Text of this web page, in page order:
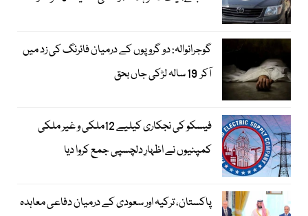
گوجرانوالہ: دو گروپوں کے درمیان فائرنگ کی زد میں
آکر 19 سالہ لڑکی جاں بحق
فیسکو کی نجکاری کیلیے 12ملکی و غیر ملکی
کمپنیوں نے اظہارِ دلچسپی جمع کروا دیا
پاکستان، ترکیہ اور سعودی کے درمیان دفاعی معاہدہ